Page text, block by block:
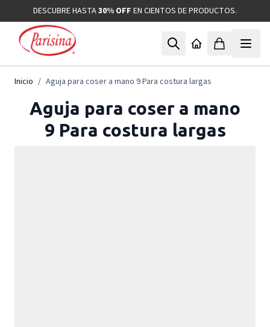
Ir al contenidoDESCUBRE HASTA30% OFF EN CIENTOS DE PRODUCTOS.
Inicio / Aguja para coser a mano 9 Para costura largas
Aguja para coser a mano
9 Para costura largas